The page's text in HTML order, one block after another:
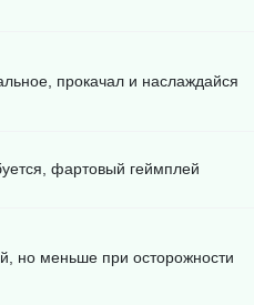
прокачал и наслаждайся
фартовый геймплей
но меньше при осторожности